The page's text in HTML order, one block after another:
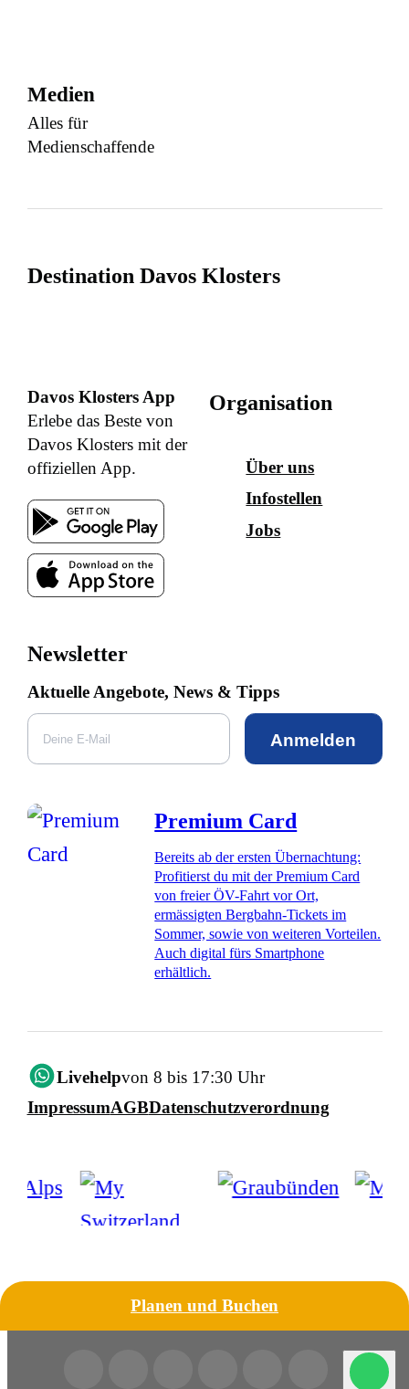
Medien
Alles für
Medienschaffende
Destination Davos Klosters
Davos Klosters App
Erlebe das Beste von
Davos Klosters mit der
offiziellen App.
Organisation
Über uns
Infostellen
Jobs
Newsletter
Aktuelle Angebote, News & Tipps
Anmelden
Premium Card
Bereits ab der ersten Übernachtung:
Profitierst du mit der Premium Card
von freier ÖV-Fahrt vor Ort,
ermässigten Bergbahn-Tickets im
Sommer, sowie von weiteren Vorteilen.
Auch digital fürs Smartphone
erhältlich.
Livehelpvon 8 bis 17:30 Uhr
ImpressumAGBDatenschutzverordnung
Planen und Buchen